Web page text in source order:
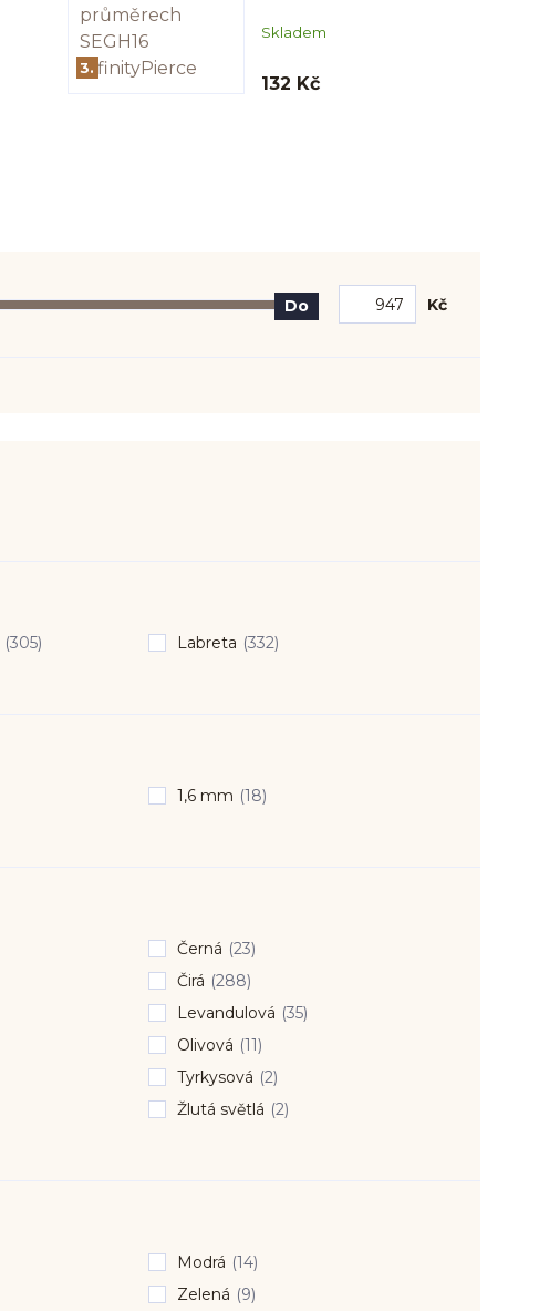
3.
Skladem
132 Kč
Do Kč
(305) Labreta (332)
1,6 mm (18)
Černá (23)
Čirá (288)
Levandulová (35)
Olivová (11)
Tyrkysová (2)
Žlutá světlá (2)
Modrá (14)
Zelená (9)